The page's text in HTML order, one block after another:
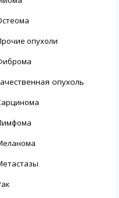
опухоли
опухоль